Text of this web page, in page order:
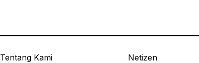
Tentang Kami
Netizen